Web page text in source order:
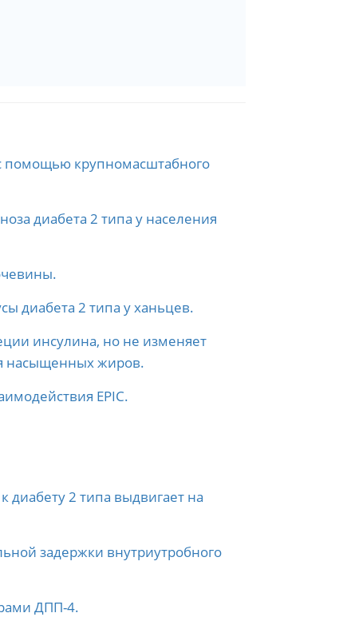
помощью крупномасштабного
диабета 2 типа у населения
диабета 2 типа у ханьцев.
инсулина, но не изменяет
насыщенных жиров.
EPIC.
диабету 2 типа выдвигает на
задержки внутриутробного
ДПП-4.